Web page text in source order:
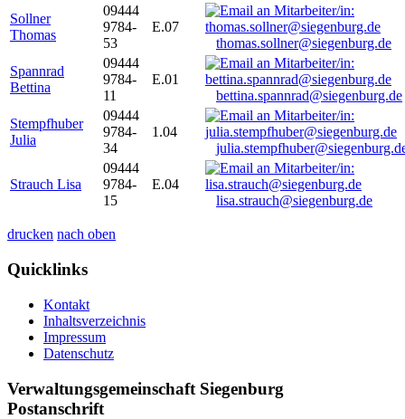
Sollner
Thomas
09444
9784-
53
E.07
thomas.sollner@siegenburg.de
Spannrad
Bettina
09444
9784-
11
E.01
bettina.spannrad@siegenburg.de
Stempfhuber
Julia
09444
9784-
34
1.04
Strauch Lisa
09444
9784-
15
E.04
lisa.strauch@siegenburg.de
drucken nach oben
Quicklinks
Kontakt
Inhaltsverzeichnis
Impressum
Datenschutz
Verwaltungsgemeinschaft Siegenburg
Postanschrift